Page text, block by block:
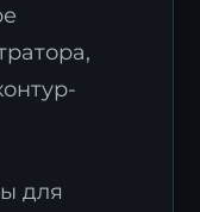
для